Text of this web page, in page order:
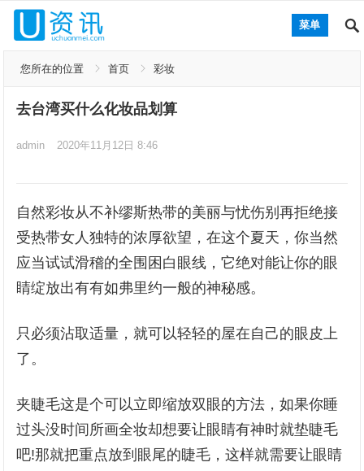
菜单
您所在的位置 首页 彩妆
去台湾买什么化妆品划算
admin 2020年11月12日 8:46
自然彩妆从不补缪斯热带的美丽与忧伤别再拒绝接
受热带女人独特的浓厚欲望，在这个夏天，你当然
应当试试滑稽的全围困白眼线，它绝对能让你的眼
睛绽放出有有如弗里约一般的神秘感。
只必须沾取适量，就可以轻轻的屋在自己的眼皮上
了。
夹睫毛这是个可以立即缩放双眼的方法，如果你睡
过头没时间所画全妆却想要让眼睛有神时就垫睫毛
吧!那就把重点放到眼尾的睫毛，这样就需要让眼睛